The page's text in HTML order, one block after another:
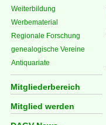
Weiterbildung
Werbematerial
Regionale Forschung
genealogische Vereine
Antiquariate
Mitgliederbereich
Mitglied werden